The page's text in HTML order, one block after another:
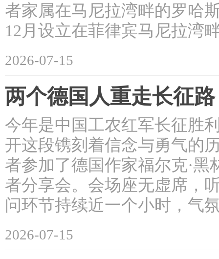
者家属在马尼拉湾畔的罗哈
12月设立在菲律宾马尼拉湾
2026-07-15
两个德国人重走长征
今年是中国工农红军长征胜
开这段镌刻着信念与勇气的
者参加了德国作家福尔克·
者分享会。会场座无虚席，
问环节持续近一个小时，气
2026-07-15